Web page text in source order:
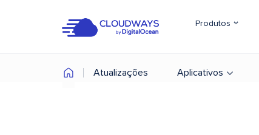
Produtos
Atualizações Aplicativos